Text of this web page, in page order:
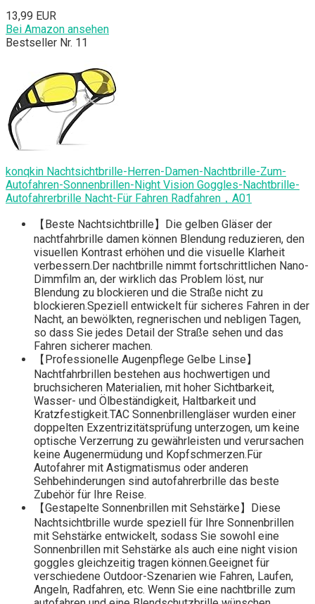
13,99 EUR
Bei Amazon ansehen
Bestseller Nr. 11
konqkin Nachtsichtbrille-Herren-Damen-Nachtbrille-Zum-
Autofahren-Sonnenbrillen-Night Vision Goggles-Nachtbrille-
Autofahrerbrille Nacht-Für Fahren Radfahren，A01
【Beste Nachtsichtbrille】Die gelben Gläser der
nachtfahrbrille damen können Blendung reduzieren, den
visuellen Kontrast erhöhen und die visuelle Klarheit
verbessern.Der nachtbrille nimmt fortschrittlichen Nano-
Dimmfilm an, der wirklich das Problem löst, nur
Blendung zu blockieren und die Straße nicht zu
blockieren.Speziell entwickelt für sicheres Fahren in der
Nacht, an bewölkten, regnerischen und nebligen Tagen,
so dass Sie jedes Detail der Straße sehen und das
Fahren sicherer machen.
【Professionelle Augenpflege Gelbe Linse】
Nachtfahrbrillen bestehen aus hochwertigen und
bruchsicheren Materialien, mit hoher Sichtbarkeit,
Wasser- und Ölbeständigkeit, Haltbarkeit und
Kratzfestigkeit.TAC Sonnenbrillengläser wurden einer
doppelten Exzentrizitätsprüfung unterzogen, um keine
optische Verzerrung zu gewährleisten und verursachen
keine Augenermüdung und Kopfschmerzen.Für
Autofahrer mit Astigmatismus oder anderen
Sehbehinderungen sind autofahrerbrille das beste
Zubehör für Ihre Reise.
【Gestapelte Sonnenbrillen mit Sehstärke】Diese
Nachtsichtbrille wurde speziell für Ihre Sonnenbrillen
mit Sehstärke entwickelt, sodass Sie sowohl eine
Sonnenbrillen mit Sehstärke als auch eine night vision
goggles gleichzeitig tragen können.Geeignet für
verschiedene Outdoor-Szenarien wie Fahren, Laufen,
Angeln, Radfahren, etc. Wenn Sie eine nachtbrille zum